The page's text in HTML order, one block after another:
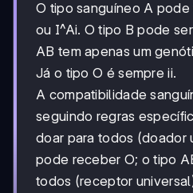
O tipo sanguíneo A
ou I^Ai. O tipo B pode
AB tem apenas um
Já o tipo O é sempre ii.
A compatibilidade
seguindo regras
doar para todos (doador
pode receber O; o tipo
todos (receptor